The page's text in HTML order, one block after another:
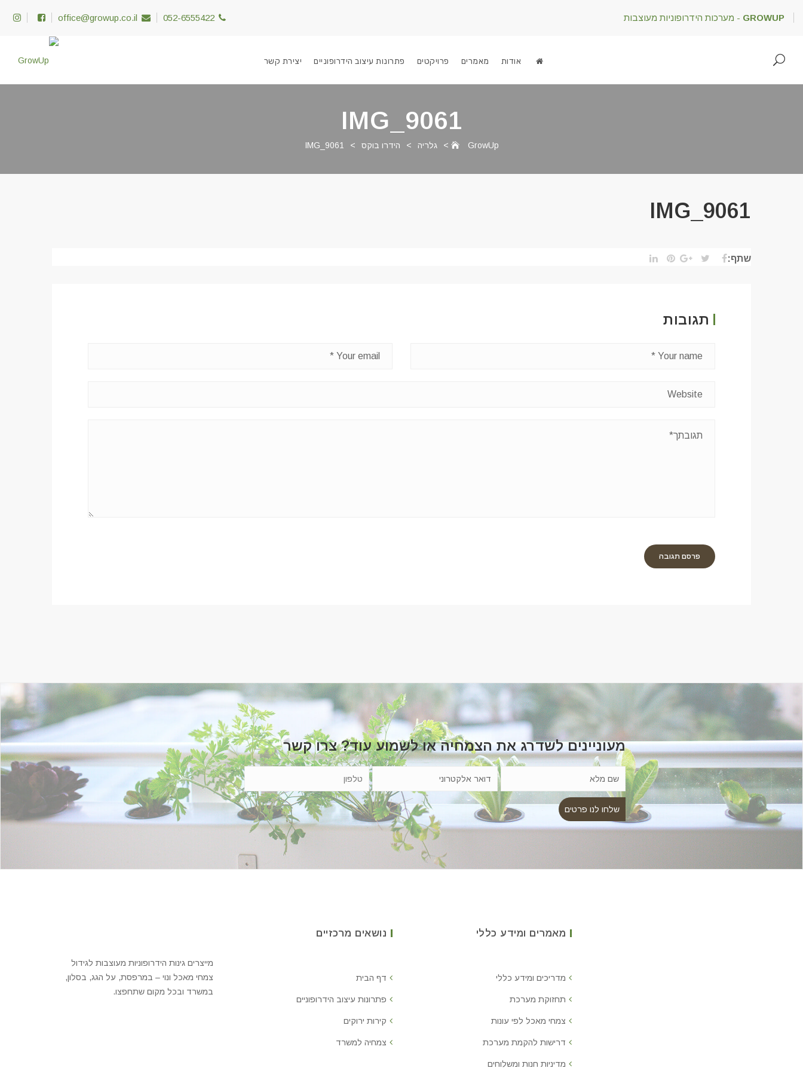
office@growup.co.il 052-6555422 GROWUP - מערכות הידרופוניות מעוצבות
אודות מאמרים פרויקטים פתרונות עיצוב הידרופוניים יצירת קשר
IMG_9061
GrowUp
> גלריה > הידרו בוקס >
IMG_9061
IMG_9061
שתף:
תגובות
מעוניינים לשדרג את הצמחיה או לשמוע עוד? צרו קשר
מאמרים ומידע כללי
מדריכים ומידע כללי
תחזוקת מערכת
צמחי מאכל לפי עונות
דרישות להקמת מערכת
מדיניות חנות ומשלוחים
נושאים מרכזיים
דף הבית
פתרונות עיצוב הידרופוניים
קירות ירוקים
צמחיה למשרד
מייצרים גינות הידרופוניות מעוצבות לגידול
צמחי מאכל ונוי – במרפסת, על הגג, בסלון,
במשרד ובכל מקום שתחפצו.